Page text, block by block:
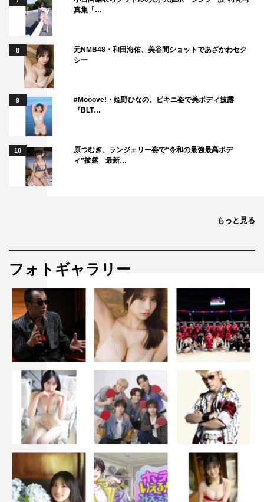
吉田：そう言われるようになるには、全然曲が足りないね
（笑）。
曽野：本当に足りない！（笑）なのでこれからも音楽活動
を頑張りたいなっていう気持ちになりましたね。
◆最後に番組の見どころを教えてください。
曽野：音楽って唯一、全ての人間の共通の趣味みたいなと
ころがあるから、家族とか親戚とか全世代で集まってテレ
ビを囲んで、“あの時代はこうだったんだよ”っていいなが
ら、大勢で楽しめる番組になっていると思います！
ていただければなと思います！
番組情報
『ミュージックジェネレーション』
フジテレビ系
2026年5月21日（木）午後7時～9時54分
MC：さまぁ～ず（大竹一樹、三村マサカズ）
進行：井上清華（フジテレビアナウンサー）
スタジオゲスト：小森 隼（GENERATIONS）、syudou、
長谷川忍（シソンヌ）、松尾そのま、M!LK（曽野舜太、
吉⽥仁⼈）、YOU、弓木奈於（乃木坂46）
※五十音順
©フジテレビ
真集「…
8
元NMB48・和田海佑、美谷間ショットであざかわセク
シー
9
#Mooove!・姫野ひなの、ビキニ姿で美ボディ披露
『BLT…
10
原つむぎ、ランジェリー姿で“令和の最強最高ボデ
ィ”披露 最新…
もっと見る
フォトギャラリー